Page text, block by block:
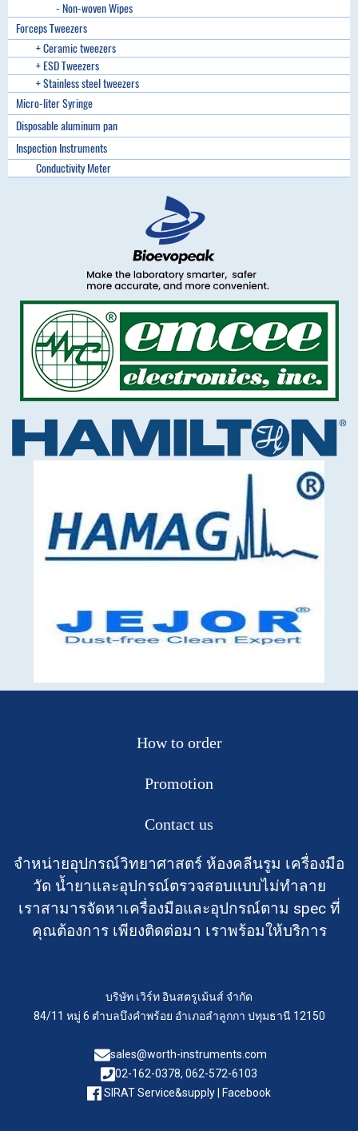
- Non-woven Wipes
Forceps Tweezers
+ Ceramic tweezers
+ ESD Tweezers
+ Stainless steel tweezers
Micro-liter Syringe
Disposable aluminum pan
Inspection Instruments
Conductivity Meter
How to order
Promotion
Contact us
จำหน่ายอุปกรณ์วิทยาศาสตร์ ห้องคลีนรูม เครื่องมือ
วัด น้ำยาและอุปกรณ์ตรวจสอบแบบไม่ทำลาย
เราสามารจัดหาเครื่องมือและอุปกรณ์ตาม spec ที่
คุณต้องการ เพียงติดต่อมา เราพร้อมให้บริการ
บริษัท เวิร์ท อินสตรูเม้นส์ จำกัด
84/11 หมู่ 6 ตำบลบึงคำพร้อย อำเภอลำลูกกา ปทุมธานี 12150
sales@worth-instruments.com
02-162-0378, 062-572-6103
SIRAT Service&supply | Facebook